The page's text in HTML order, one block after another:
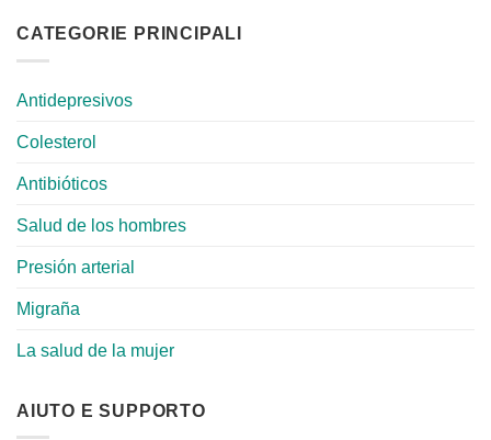
CATEGORIE PRINCIPALI
Antidepresivos
Colesterol
Antibióticos
Salud de los hombres
Presión arterial
Migraña
La salud de la mujer
AIUTO E SUPPORTO